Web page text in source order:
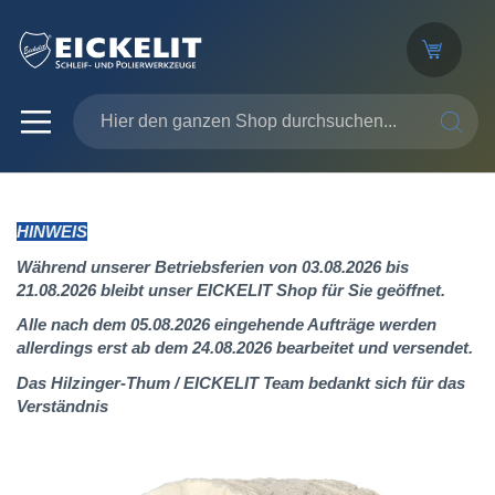
SUCHE
HINWEIS
Während unserer Betriebsferien von 03.08.2026 bis
21.08.2026 bleibt unser EICKELIT Shop für Sie geöffnet.
Alle nach dem 05.08.2026 eingehende Aufträge werden
allerdings erst ab dem 24.08.2026 bearbeitet und versendet.
Das Hilzinger-Thum / EICKELIT Team bedankt sich für das
Verständnis